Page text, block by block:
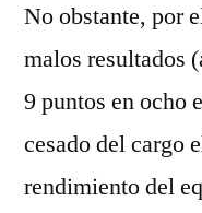
No obstante, por
malos resultados
9 puntos en ocho
cesado del cargo
rendimiento del